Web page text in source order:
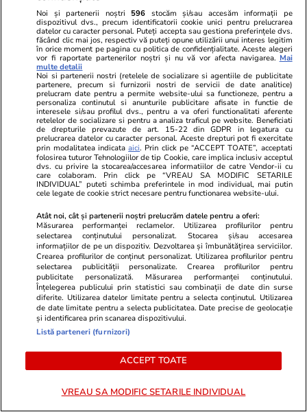
Mărturia lui Ovidiu, supraviețuitorul unui
proiect aplicat heirupist de statul român –
copii reuniți cu familiile abuzive care-i
abandonaseră: „Își doreau să scape de noi”
Știri Externe 15 iul.
Ce este OXY, proiectul de 300 de milioane de
euro din Bruxelles unde a murit un muncitor
român: 120 de apartamente și 316 camere de
hotel
Horoscop 15 iul.
Horoscop 16 iulie 2026. Capricornii sunt
tentați să decidă singuri și apoi să le comunice
celor apropiați ce decizii au luat
Știri România
Tragerile loto din 16 iulie 2026. Report de
peste 7,93 milioane de euro la Loto 6 din 49,
categoria I
Noi și partenerii noștri 596 stocăm și/sau accesăm informații pe
dispozitivul dvs., precum identificatorii cookie unici pentru prelucrarea
datelor cu caracter personal. Puteți accepta sau gestiona preferințele dvs.
făcând clic mai jos, respectiv vă puteți opune utilizării unui interes legitim
în orice moment pe pagina cu politica de confidențialitate. Aceste alegeri
vor fi raportate partenerilor noștri și nu vă vor afecta navigarea. Mai
multe detalii
Noi si partenerii nostri (retelele de socializare si agentiile de publicitate
partenere, precum si furnizorii nostri de servicii de date analitice)
prelucram date pentru a permite website-ului sa functioneze, pentru a
personaliza continutul si anunturile publicitare afisate in functie de
interesele si/sau profilul dvs., pentru a va oferi functionalitati aferente
retelelor de socializare si pentru a analiza traficul pe website. Beneficiati
de drepturile prevazute de art. 15-22 din GDPR in legatura cu
prelucrarea datelor cu caracter personal. Aceste drepturi pot fi exercitate
prin modalitatea indicataaici. Prin click pe “ACCEPT TOATE”, acceptati
folosirea tuturor Tehnologiilor de tip Cookie, care implica inclusiv acceptul
dvs. cu privire la stocarea/accesarea informatiilor de catre Vendor-ii cu
care colaboram. Prin click pe “VREAU SA MODIFIC SETARILE
INDIVIDUAL” puteti schimba preferintele in mod individual, mai putin
cele legate de cookie strict necesare pentru functionarea website-ului.
Atât noi, cât și partenerii noștri prelucrăm datele pentru a oferi:
Măsurarea performanței reclamelor. Utilizarea profilurilor pentru
selectarea conținutului personalizat. Stocarea și/sau accesarea
informațiilor de pe un dispozitiv. Dezvoltarea și îmbunătățirea serviciilor.
Crearea profilurilor de conținut personalizat. Utilizarea profilurilor pentru
selectarea publicității personalizate. Crearea profilurilor pentru
publicitate personalizată. Măsurarea performanței conținutului.
Înțelegerea publicului prin statistici sau combinații de date din surse
diferite. Utilizarea datelor limitate pentru a selecta conținutul. Utilizarea
de date limitate pentru a selecta publicitatea. Date precise de geolocație
și identificarea prin scanarea dispozitivului.
Listă parteneri (furnizori)
ACCEPT TOATE
VREAU SA MODIFIC SETARILE INDIVIDUAL